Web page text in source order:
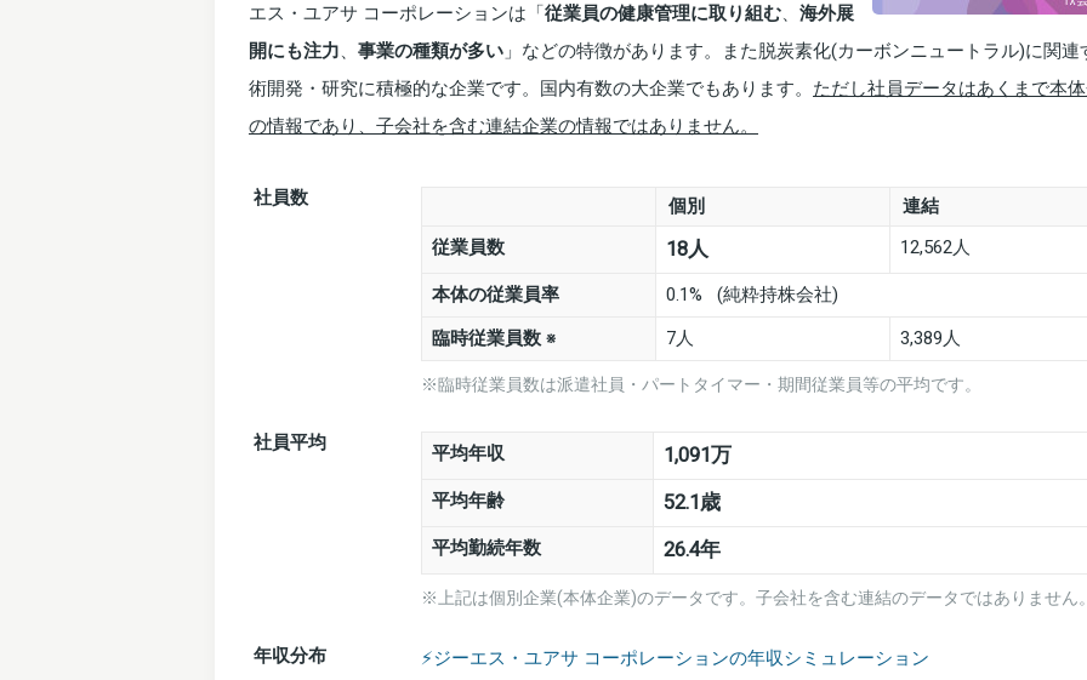
エス・ユアサ コーポレーションは「従業員の健康管理に取り組む、 海外展
開にも注力、 事業の種類が多い 」などの特徴があります。また脱炭素化(カーボンニュートラル)に関連
術開発・研究に積極的な企業です。国内有数の大企業でもあります。 ただし社員データはあくまで本
の情報であり、子会社を含む連結企業の情報ではありません。
社員数 個別
連結
従業員数
18人 12,562人
本体の従業員率
0.1% (純粋持株会社)
臨時従業員数※ 7人 3,389人
※臨時従業員数は派遣社員・パートタイマー・期間従業員等の平均です。
社員平均 平均年収 1,091万
平均年齢 52.1歳
平均勤続年数 26.4年
※上記は個別企業(本体企業)のデータです。子会社を含む連結のデータではありません
年収分布 ⚡️ジーエス・ユアサ コーポレーションの年収シミュレーション